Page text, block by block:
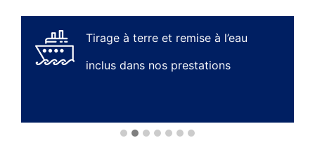
Tirage à terre et remise à l’eau
inclus dans nos prestations